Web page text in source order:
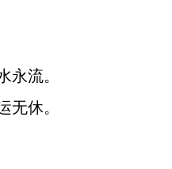
永流。
无休。